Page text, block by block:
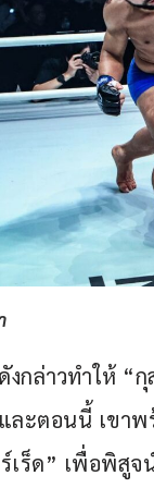
กล่าวทำให้ “
ละตอนนี้ เขา
เร็ด” เพื่อพิสู